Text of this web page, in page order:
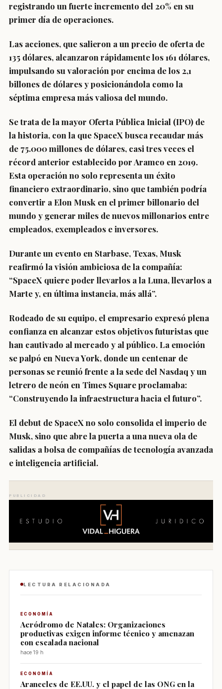
registrando un fuerte incremento del 20% en su
primer día de operaciones.
Las acciones, que salieron a un precio de oferta de
135 dólares, alcanzaron rápidamente los 161 dólares,
impulsando su valoración por encima de los 2,1
billones de dólares y posicionándola como la
séptima empresa más valiosa del mundo.
Se trata de la mayor Oferta Pública Inicial (IPO) de
la historia, con la que SpaceX busca recaudar más
de 75.000 millones de dólares, casi tres veces el
récord anterior establecido por Aramco en 2019.
Esta operación no solo representa un éxito
financiero extraordinario, sino que también podría
convertir a Elon Musk en el primer billonario del
mundo y generar miles de nuevos millonarios entre
empleados, exempleados e inversores.
Durante un evento en Starbase, Texas, Musk
reafirmó la visión ambiciosa de la compañía:
“SpaceX quiere poder llevarlos a la Luna, llevarlos a
Marte y, en última instancia, más allá”.
Rodeado de su equipo, el empresario expresó plena
confianza en alcanzar estos objetivos futuristas que
han cautivado al mercado y al público. La emoción
se palpó en Nueva York, donde un centenar de
personas se reunió frente a la sede del Nasdaq y un
letrero de neón en Times Square proclamaba:
“Construyendo la infraestructura hacia el futuro”.
El debut de SpaceX no solo consolida el imperio de
Musk, sino que abre la puerta a una nueva ola de
salidas a bolsa de compañías de tecnología avanzada
e inteligencia artificial.
PUBLICIDAD
LECTURA RELACIONADA
ECONOMÍA
Aeródromo de Natales: Organizaciones
productivas exigen informe técnico y amenazan
con escalada nacional
hace 19 h
ECONOMÍA
Aranceles de EE.UU. y el papel de las ONG en la